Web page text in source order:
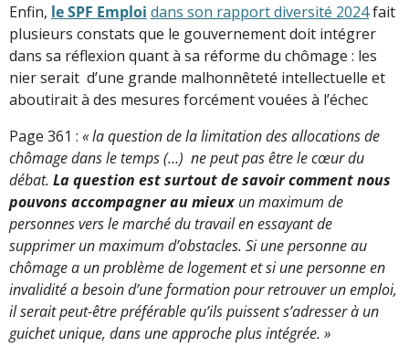
Enfin, le SPF Emploi dans son rapport diversité 2024fait
plusieurs constats que le gouvernement doit intégrer
dans sa réflexion quant à sa réforme du chômage : les
nier serait d’une grande malhonnêteté intellectuelle et
aboutirait à des mesures forcément vouées à l’échec
Page 361 : « la question de la limitation des allocations de
chômage dans le temps (…) ne peut pas être le cœur du
débat. La question est surtout de savoir comment nous
pouvons accompagner au mieux un maximum de
personnes vers le marché du travail en essayant de
supprimer un maximum d’obstacles. Si une personne au
chômage a un problème de logement et si une personne en
invalidité a besoin d’une formation pour retrouver un emploi,
il serait peut-être préférable qu’ils puissent s’adresser à un
guichet unique, dans une approche plus intégrée. »